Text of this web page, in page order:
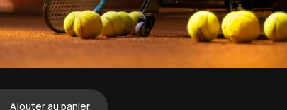
Ajouter au panier